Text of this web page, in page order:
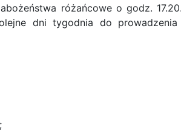
różańcowe o godz.
dni tygodnia do